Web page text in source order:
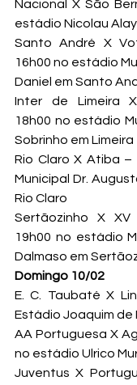
Nacional X São
estádio Nicolau
Santo André X
16h00 no estádio
Daniel em Santo
Inter de Limeira
18h00 no estádio
Sobrinho em Limeira
Rio Claro X Atiba
Municipal Dr.
Rio Claro
Sertãozinho X
19h00 no estádio
Dalmaso em
Domingo 10/02
E. C. Taubaté X
Estádio Joaquim de
AA Portuguesa X
no estádio Ulrico
Juventus X